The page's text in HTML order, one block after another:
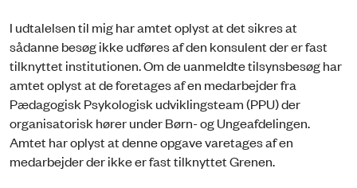
I udtalelsen til mig har amtet oplyst at det sikres at
sådanne besøg ikke udføres af den konsulent der er fast
tilknyttet institutionen. Om de uanmeldte tilsynsbesøg har
amtet oplyst at de foretages af en medarbejder fra
Pædagogisk Psykologisk udviklingsteam (PPU) der
organisatorisk hører under Børn- og Ungeafdelingen.
Amtet har oplyst at denne opgave varetages af en
medarbejder der ikke er fast tilknyttet Grenen.